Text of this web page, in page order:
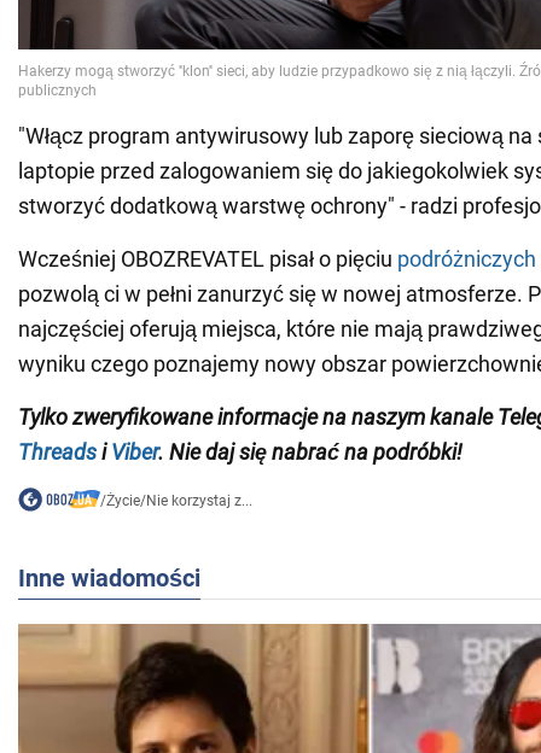
"Włącz program antywirusowy lub zaporę sieciową
laptopie przed zalogowaniem się do jakiegokolwiek
stworzyć dodatkową warstwę ochrony" - radzi
Wcześniej OBOZREVATEL pisał o pięciu
pozwolą ci w pełni zanurzyć się w nowej atmosferze.
najczęściej oferują miejsca, które nie mają
wyniku czego poznajemy nowy obszar
Tylko zweryfikowane informacje na naszym kanale
ThreadsiViber. Nie daj się nabrać na podróbki!
/Życie/Nie korzystaj z...
Inne wiadomości